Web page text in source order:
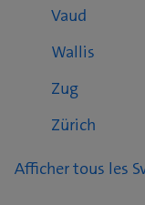
Vaud
Wallis
Zug
Zürich
Afficher tous les